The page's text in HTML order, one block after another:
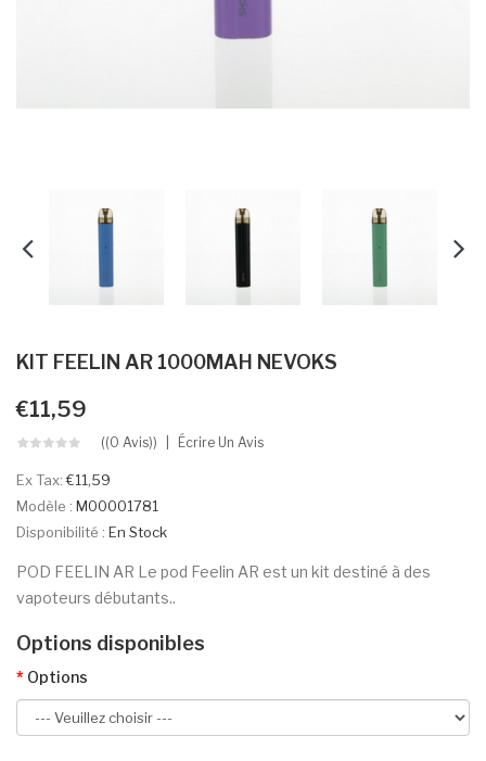
KIT FEELIN AR 1000MAH NEVOKS
€11,59
((0 Avis)) Écrire Un Avis
Ex Tax:€11,59
Modèle : M00001781
Disponibilité : En Stock
POD FEELIN AR Le pod Feelin AR est un kit destiné à des
vapoteurs débutants..
Options disponibles
Options